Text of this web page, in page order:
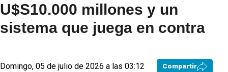
U$S10.000 millones y un
sistema que juega en contra
Domingo, 05 de julio de 2026 a las 03:12 Compartir